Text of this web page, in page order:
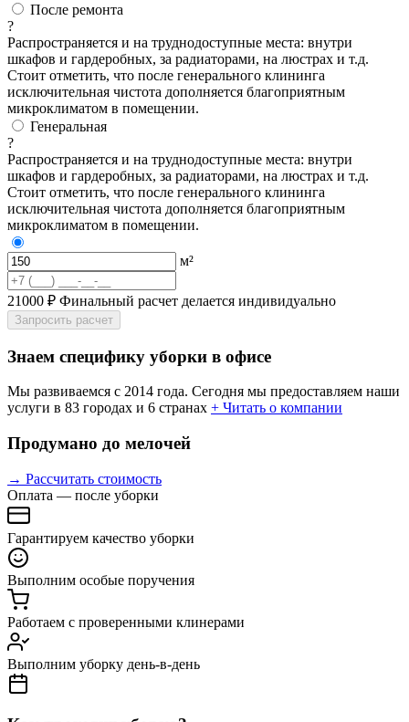
После ремонта
?
Распространяется и на труднодоступные места: внутри
шкафов и гардеробных, за радиаторами, на люстрах и т.д.
Стоит отметить, что после генерального клининга
исключительная чистота дополняется благоприятным
микроклиматом в помещении.
Генеральная
?
Распространяется и на труднодоступные места: внутри
шкафов и гардеробных, за радиаторами, на люстрах и т.д.
Стоит отметить, что после генерального клининга
исключительная чистота дополняется благоприятным
микроклиматом в помещении.
м²
21000 ₽ Финальный расчет делается индивидуально
Запросить расчет
Знаем специфику уборки в офисе
Мы развиваемся с 2014 года. Сегодня мы предоставляем наши
услуги в 83 городах и 6 странах + Читать о компании
Продумано до мелочей
→ Рассчитать стоимость
Оплата — после уборки
Гарантируем качество уборки
Выполним особые поручения
Работаем с проверенными клинерами
Выполним уборку день-в-день